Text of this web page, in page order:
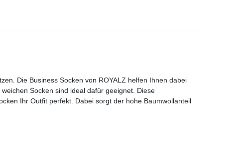
Die Business Socken von ROYALZ helfen Ihnen dabei
Socken sind ideal dafür geeignet. Diese
Ihr Outfit perfekt. Dabei sorgt der hohe Baumwollanteil